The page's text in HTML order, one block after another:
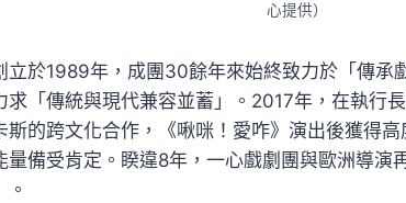
心提供）
立於1989年，成團30餘年來始終致力於「傳承
求「傳統與現代兼容並蓄」。2017年，在執行
斯的跨文化合作，《啾咪！愛咋》演出後獲得
量備受肯定。睽違8年，一心戲劇團與歐洲導演
。